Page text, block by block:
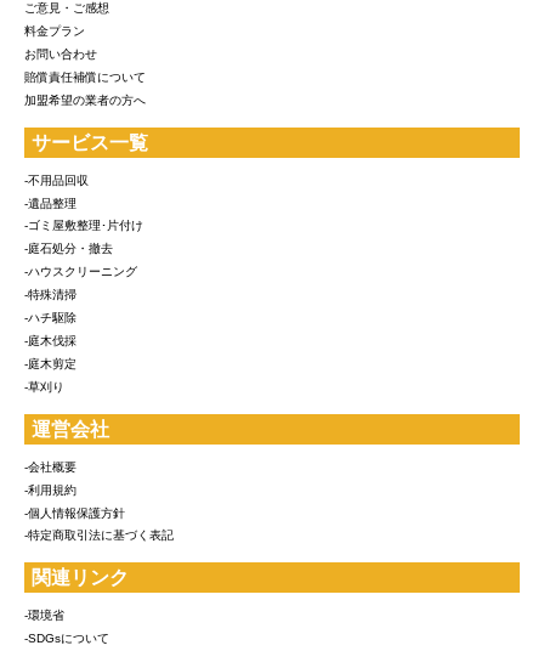
ご意見・ご感想
料金プラン
お問い合わせ
賠償責任補償について
加盟希望の業者の方へ
サービス一覧
-不用品回収
-遺品整理
-ゴミ屋敷整理･片付け
-庭石処分・撤去
-ハウスクリーニング
-特殊清掃
-ハチ駆除
-庭木伐採
-庭木剪定
-草刈り
運営会社
-会社概要
-利用規約
-個人情報保護方針
-特定商取引法に基づく表記
関連リンク
-環境省
-SDGsについて